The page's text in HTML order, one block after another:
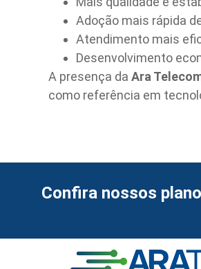
Adoção mais rápida
Atendimento mais
Desenvolvimento
A presença da Ara
como referência em
Confira nossos